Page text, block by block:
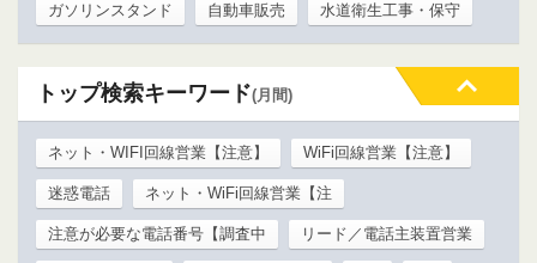
ガソリンスタンド 自動車販売 水道衛生工事・保守
トップ検索キーワード(月間)
ネット・WIFI回線営業【注意】 WiFi回線営業【注意】
迷惑電話 ネット・WiFi回線営業【注
注意が必要な電話番号【調査中 リード／電話主装置営業